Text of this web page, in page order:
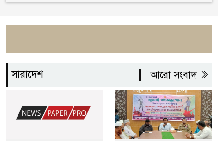
সারাদেশ আরো সংবাদ